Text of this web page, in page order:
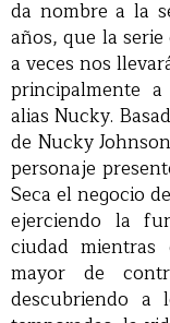
da nombre a la
años, que la
a veces nos
principalmente
alias Nucky.
de Nucky
personaje
Seca el negocio
ejerciendo la
ciudad mientras
mayor de
descubriendo